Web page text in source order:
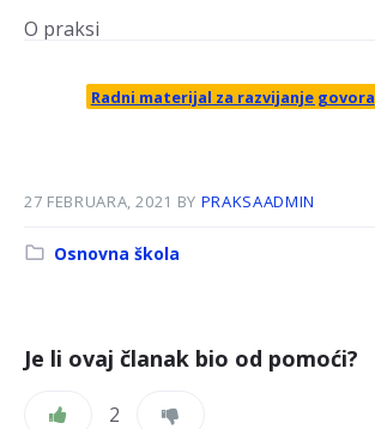
O praksi
Radni materijal za razvijanje govora
27 FEBRUARA, 2021 BY PRAKSAADMIN
Kategorija:
Osnovna škola
Je li ovaj članak bio od pomoći?
2